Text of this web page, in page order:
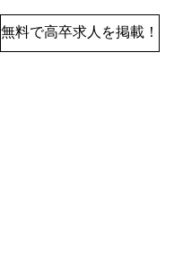
無料で高卒求人を掲載！